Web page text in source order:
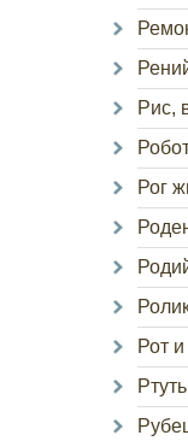
Рис,
Рог
Рот
Ртуть